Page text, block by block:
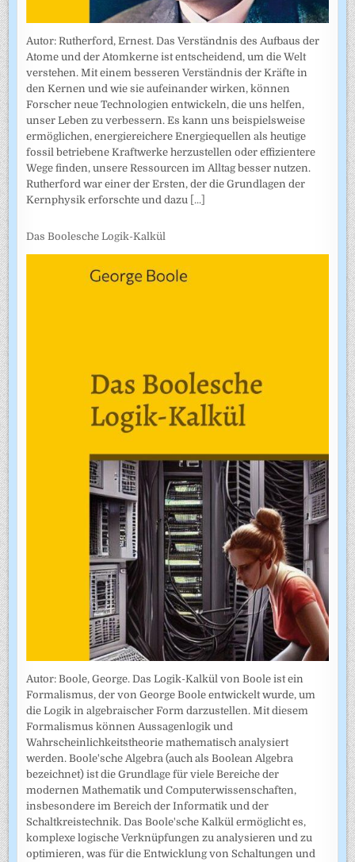
Autor: Rutherford, Ernest. Das Verständnis des Aufbaus der
Atome und der Atomkerne ist entscheidend, um die Welt
verstehen. Mit einem besseren Verständnis der Kräfte in
den Kernen und wie sie aufeinander wirken, können
Forscher neue Technologien entwickeln, die uns helfen,
unser Leben zu verbessern. Es kann uns beispielsweise
ermöglichen, energiereichere Energiequellen als heutige
fossil betriebene Kraftwerke herzustellen oder effizientere
Wege finden, unsere Ressourcen im Alltag besser nutzen.
Rutherford war einer der Ersten, der die Grundlagen der
Kernphysik erforschte und dazu [...]
Das Boolesche Logik-Kalkül
Autor: Boole, George. Das Logik-Kalkül von Boole ist ein
Formalismus, der von George Boole entwickelt wurde, um
die Logik in algebraischer Form darzustellen. Mit diesem
Formalismus können Aussagenlogik und
Wahrscheinlichkeitstheorie mathematisch analysiert
werden. Boole'sche Algebra (auch als Boolean Algebra
bezeichnet) ist die Grundlage für viele Bereiche der
modernen Mathematik und Computerwissenschaften,
insbesondere im Bereich der Informatik und der
Schaltkreistechnik. Das Boole'sche Kalkül ermöglicht es,
komplexe logische Verknüpfungen zu analysieren und zu
optimieren, was für die Entwicklung von Schaltungen und